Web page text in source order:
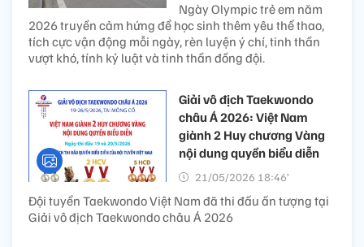
Ngày Olympic trẻ em năm
2026 truyền cảm hứng để học sinh thêm yêu thể thao,
tích cực vận động mỗi ngày, rèn luyện ý chí, tinh thần
vượt khó, tính kỷ luật và tinh thần đồng đội.
Giải vô địch Taekwondo
châu Á 2026: Việt Nam
giành 2 Huy chương Vàng
nội dung quyền biểu diễn
21/05/2026 18:46’
Đội tuyển Taekwondo Việt Nam đã thi đấu ấn tượng tại
Giải vô địch Taekwondo châu Á 2026